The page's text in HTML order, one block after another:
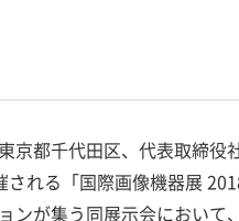
京都千代田区、代表取締
れる「国際画像機器展
ンが集う同展示会におい